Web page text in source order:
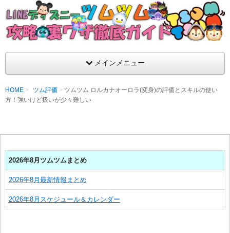
LINEディズニー ツムツム攻略・裏ワザ徹底
支持率No1！痒いところに手が届くツムツム攻略サイト！新ツ
ラ評価も丁寧に解説！ツムツムを120％楽しめるサイトを目指し
メインメニュー
HOME ツム評価
ツムツム ロルカナオーロラ(変身)の評価とスキルの使い
方！強いけど扱いが少々難しい
2026年8月ツムツムまとめ
2026年8月最新情報まとめ
2026年8月スケジュール＆カレンダー